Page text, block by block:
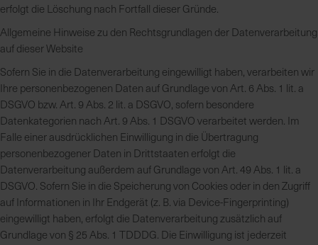
erfolgt die Löschung nach Fortfall dieser Gründe.
Allgemeine Hinweise zu den Rechtsgrundlagen der Datenverarbeitung
auf dieser Website
Sofern Sie in die Datenverarbeitung eingewilligt haben, verarbeiten wir
Ihre personenbezogenen Daten auf Grundlage von Art. 6 Abs. 1 lit. a
DSGVO bzw. Art. 9 Abs. 2 lit. a DSGVO, sofern besondere
Datenkategorien nach Art. 9 Abs. 1 DSGVO verarbeitet werden. Im
Falle einer ausdrücklichen Einwilligung in die Übertragung
personenbezogener Daten in Drittstaaten erfolgt die
Datenverarbeitung außerdem auf Grundlage von Art. 49 Abs. 1 lit. a
DSGVO. Sofern Sie in die Speicherung von Cookies oder in den Zugriff
auf Informationen in Ihr Endgerät (z. B. via Device-Fingerprinting)
eingewilligt haben, erfolgt die Datenverarbeitung zusätzlich auf
Grundlage von § 25 Abs. 1 TDDDG. Die Einwilligung ist jederzeit